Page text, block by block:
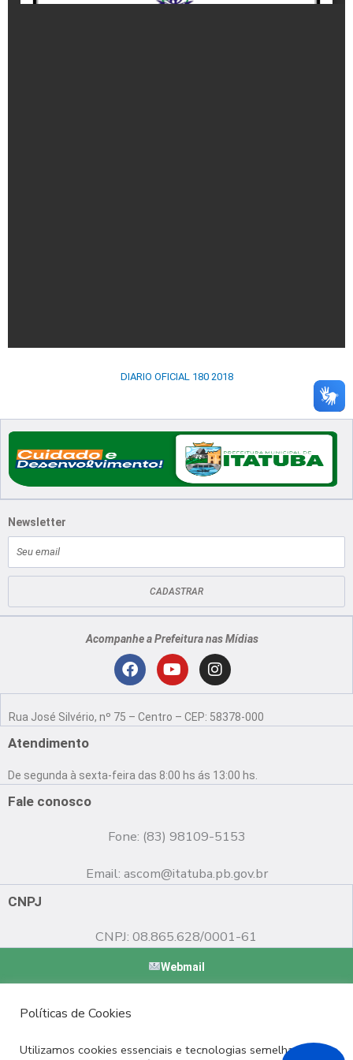
DIARIO OFICIAL 180 2018
Newsletter
mail
CADASTRAR
Acompanhe a Prefeitura nas Mídias
F
c
o
o
Y
u
b
e
I
n
s
g
r
Rua José Silvério, nº 75 – Centro – CEP: 58378-000
Atendimento
De segunda à sexta-feira das 8:00 hs ás 13:00 hs.
Fale conosco
Fone: (83) 98109-5153
Email: ascom@itatuba.pb.gov.br
CNPJ
CNPJ: 08.865.628/0001-61
Webmail
Políticas de Cookies
Utilizamos cookies essenciais e tecnologias semelhantes de